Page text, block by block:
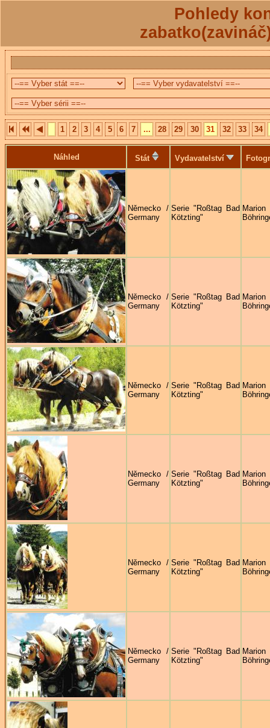
Pohledy
1 2 3 4 5 6 7 ... 28 29 30 31 32 33 34
Náhled Stát Vydavatelství
Německo /
Germany
Serie "Roßtag Bad
Kötzting"
Marion
Německo /
Germany
Serie "Roßtag Bad
Kötzting"
Marion
Německo /
Germany
Serie "Roßtag Bad
Kötzting"
Marion
Německo /
Germany
Serie "Roßtag Bad
Kötzting"
Marion
Německo /
Germany
Serie "Roßtag Bad
Kötzting"
Marion
Německo /
Germany
Serie "Roßtag Bad
Kötzting"
Marion